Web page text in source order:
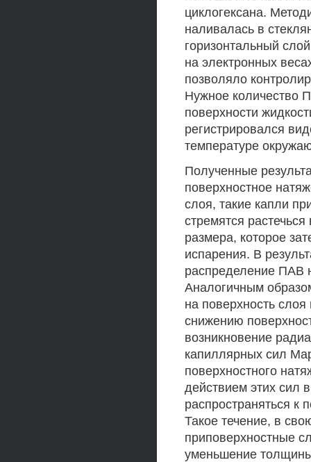
циклогексана.
наливалась в
горизонтальный
на электронных
позволяло
Нужное количество
поверхности
регистрировался
температуре
Полученные
поверхностное
слоя, такие капли
стремятся
размера, которое
испарения. В
распределение ПАВ
Аналогичным
на поверхность
снижению
возникновение
капиллярных сил
поверхностного
действием этих сил
распространяться к
Такое течение, в
приповерхностные
уменьшение